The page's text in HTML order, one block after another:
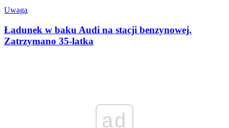
Uwaga
Ładunek w baku Audi na stacji benzynowej.
Zatrzymano 35-latka
ad